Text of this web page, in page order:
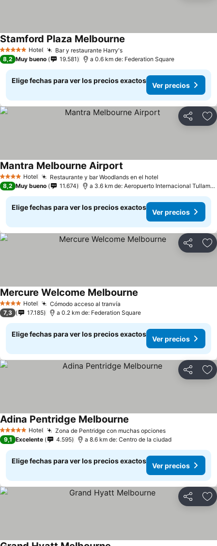
5 Estrellas Hotel Bar y restaurante Harry's
Stamford Plaza Melbourne
8,2 Muy bueno 19.581 a 0.6 km de: Federation Square
Elige fechas para ver los precios exactos
Ver precios
Compartir
4 EstrellasHotel Restaurante y bar Woodlands en el hotel
Mantra Melbourne Airport
8,2 Muy bueno 11.674 a 3.6 km de: Aeropuerto Internacional Tullamarine
Elige fechas para ver los precios exactos
Ver precios
Compartir
4 EstrellasHotel Cómodo acceso al tranvía
Mercure Welcome Melbourne
7,3 17.185 a 0.2 km de: Federation Square
Elige fechas para ver los precios exactos
Ver precios
Compartir
5 Estrellas Hotel Zona de Pentridge con muchas opciones
Adina Pentridge Melbourne
9,1 Excelente 4.595 a 8.6 km de: Centro de la ciudad
Elige fechas para ver los precios exactos
Ver precios
Compartir